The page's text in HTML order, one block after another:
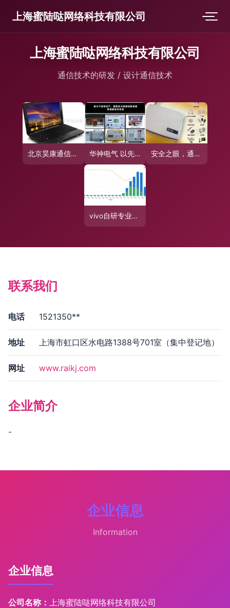
上海蜜陆哒网络科技有限公司
上海蜜陆哒网络科技有限公司
通信技术的研发 / 设计通信技术
北京昊康通信技术有限责任公司 通信技术设计的视觉见证 华神电气 以先进通信技术赋能广东炼油厂互感器现场校验新高度 安全之眼，通信之魂 南京千里通信息技术有限责任公司防盗产品与通信技术研发纪实
vivo自研专业影像芯片 以创新为矛，通信技术为基，重塑移动影像新格局
联系我们
电话 1521350**
地址 上海市虹口区水电路1388号701室（集中登记地）
网址 www.raikj.com
企业简介
-
企业信息
Information
企业信息
公司名称： 上海蜜陆哒网络科技有限公司